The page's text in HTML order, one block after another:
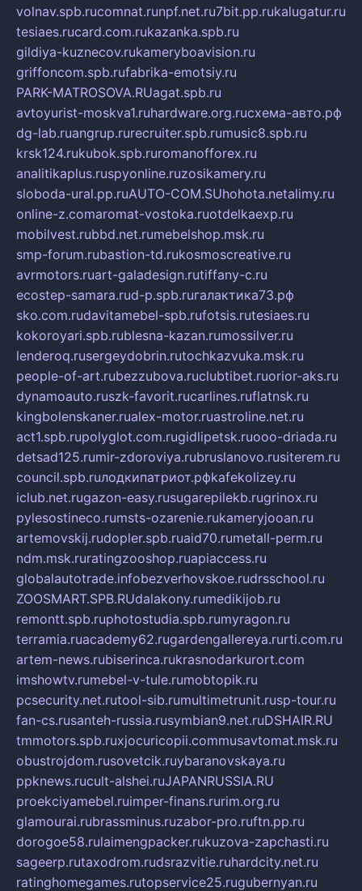
volnav.spb.rucomnat.runpf.net.ru7bit.pp.rukalugatur.ru
tesiaes.rucard.com.rukazanka.spb.ru
gildiya-kuznecov.rukameryboavision.ru
griffoncom.spb.rufabrika-emotsiy.ru
PARK-MATROSOVA.RUagat.spb.ru
avtoyurist-moskva1.ruhardware.org.ruсхема-авто.рф
dg-lab.ruangrup.rurecruiter.spb.rumusic8.spb.ru
krsk124.rukubok.spb.ruromanofforex.ru
analitikaplus.ruspyonline.ruzosikamery.ru
sloboda-ural.pp.ruAUTO-COM.SUhohota.netalimy.ru
online-z.comaromat-vostoka.ruotdelkaexp.ru
mobilvest.rubbd.net.rumebelshop.msk.ru
smp-forum.rubastion-td.rukosmoscreative.ru
avrmotors.ruart-galadesign.rutiffany-c.ru
ecostep-samara.rud-p.spb.ruгалактика73.рф
sko.com.rudavitamebel-spb.rufotsis.rutesiaes.ru
kokoroyari.spb.rublesna-kazan.rumossilver.ru
lenderoq.rusergeydobrin.rutochkazvuka.msk.ru
people-of-art.rubezzubova.ruclubtibet.ruorior-aks.ru
dynamoauto.ruszk-favorit.rucarlines.ruflatnsk.ru
kingbolenskaner.rualex-motor.ruastroline.net.ru
act1.spb.rupolyglot.com.rugidlipetsk.ruooo-driada.ru
detsad125.rumir-zdoroviya.rubruslanovo.rusiterem.ru
council.spb.ruлодкипатриот.рфkafekolizey.ru
iclub.net.rugazon-easy.rusugarepilekb.rugrinox.ru
pylesostineco.rumsts-ozarenie.rukameryjooan.ru
artemovskij.rudopler.spb.ruaid70.rumetall-perm.ru
ndm.msk.ruratingzooshop.ruapiaccess.ru
globalautotrade.infobezverhovskoe.rudrsschool.ru
ZOOSMART.SPB.RUdalakony.rumedikijob.ru
remontt.spb.ruphotostudia.spb.rumyragon.ru
terramia.ruacademy62.rugardengallereya.rurti.com.ru
artem-news.rubiserinca.rukrasnodarkurort.com
imshowtv.rumebel-v-tule.rumobtopik.ru
pcsecurity.net.rutool-sib.rumultimetrunit.rusp-tour.ru
fan-cs.rusanteh-russia.rusymbian9.net.ruDSHAIR.RU
tmmotors.spb.ruxjocuricopii.commusavtomat.msk.ru
obustrojdom.rusovetcik.ruybaranovskaya.ru
ppknews.rucult-alshei.ruJAPANRUSSIA.RU
proekciyamebel.ruimper-finans.rurim.org.ru
glamourai.rubrassminus.ruzabor-pro.ruftn.pp.ru
dorogoe58.rulaimengpacker.rukuzova-zapchasti.ru
sageerp.rutaxodrom.rudsrazvitie.ruhardcity.net.ru
ratinghomegames.rutopservice25.rugubernyan.ru